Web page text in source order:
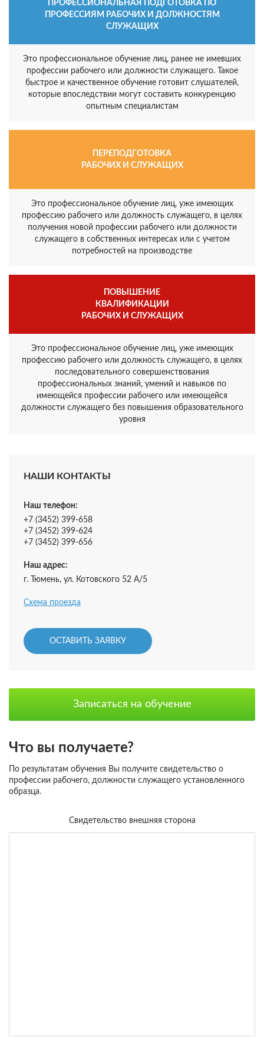
ПРОФЕССИОНАЛЬНАЯ ПОДГОТОВКА ПО
ПРОФЕССИЯМ РАБОЧИХ И ДОЛЖНОСТЯМ
СЛУЖАЩИХ
Это профессиональное обучение лиц, ранее не имевших
профессии рабочего или должности служащего. Такое
быстрое и качественное обучение готовит слушателей,
которые впоследствии могут составить конкуренцию
опытным специалистам
ПЕРЕПОДГОТОВКА
РАБОЧИХ И СЛУЖАЩИХ
Это профессиональное обучение лиц, уже имеющих
профессию рабочего или должность служащего, в целях
получения новой профессии рабочего или должности
служащего в собственных интересах или с учетом
потребностей на производстве
ПОВЫШЕНИЕ
КВАЛИФИКАЦИИ
РАБОЧИХ И СЛУЖАЩИХ
Это профессиональное обучение лиц, уже имеющих
профессию рабочего или должность служащего, в целях
последовательного совершенствования
профессиональных знаний, умений и навыков по
имеющейся профессии рабочего или имеющейся
должности служащего без повышения образовательного
уровня
НАШИ КОНТАКТЫ
Наш телефон:
+7 (3452) 399-658
+7 (3452) 399-624
+7 (3452) 399-656
Наш адрес:
г. Тюмень, ул. Котовского 52 А/5
Схема проезда
ОСТАВИТЬ ЗАЯВКУ
Записаться на обучение
Что вы получаете?
По результатам обучения Вы получите свидетельство о
профессии рабочего, должности служащего установленного
образца.
Свидетельство внешняя сторона